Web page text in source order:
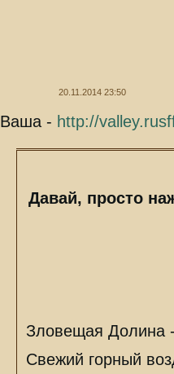
20.11.2014 23:50
Ваша - http://
Давай, просто
Зловещая Долина
Свежий горный